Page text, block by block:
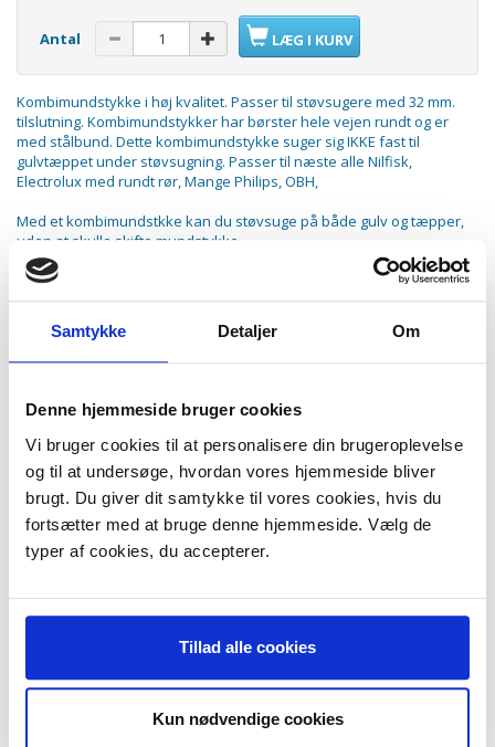
Samtykke Detaljer Om
Denne hjemmeside bruger cookies
Vi bruger cookies til at personalisere din brugeroplevelse
og til at undersøge, hvordan vores hjemmeside bliver
brugt. Du giver dit samtykke til vores cookies, hvis du
fortsætter med at bruge denne hjemmeside. Vælg de
typer af cookies, du accepterer.
Tillad alle cookies
Kun nødvendige cookies
Antal LÆG I KURV
Kombimundstykke i høj kvalitet. Passer til støvsugere med 32 mm.
tilslutning. Kombimundstykker har børster hele vejen rundt og er
med stålbund. Dette kombimundstykke suger sig IKKE fast til
gulvtæppet under støvsugning. Passer til næste alle Nilfisk,
Electrolux med rundt rør, Mange Philips, OBH,
Med et kombimundstkke kan du støvsuge på både gulv og tæpper,
uden at skulle skifte mundstykke.
Mundstykkets bredde er 300 mm.
Hvis din støvsuger ikke findes blandt nedenstående mål da
studsens diameter (udvendig).
kraftig
kvalitet som de Originale mundstykker.
Udvalg af støvsugere som det passer til:
AEG - Vampyr 5000 serien
AEG - Vampyr CE220
AEG - Vampyrino Colore
AEG - Vampyrino EC
AEG - Vampyrino Exquisit
AEG - Vampyrino LX
AEG - Vampyrino S
AEG - Vampyrino Space
AEG - Vampyrino SX